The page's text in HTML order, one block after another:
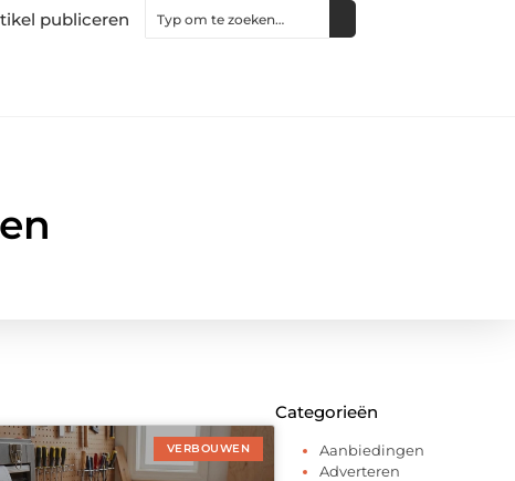
publiceren
VERBOUWEN
Categorieën
Aanbiedingen
Adverteren